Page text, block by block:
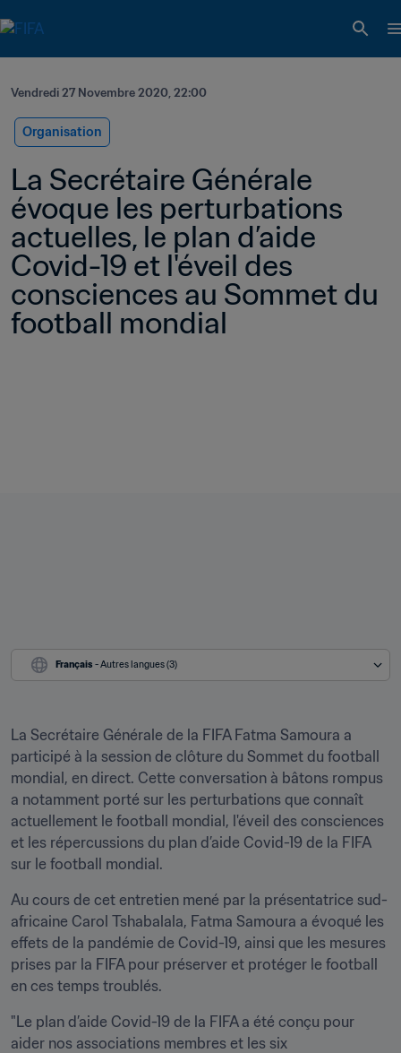
Vendredi 27 Novembre 2020, 22:00
Organisation
La Secrétaire Générale
évoque les perturbations
actuelles, le plan d’aide
Covid-19 et l'éveil des
consciences au Sommet du
football mondial
Français - Autres langues (3)
La Secrétaire Générale de la FIFA Fatma Samoura a
participé à la session de clôture du Sommet du football
mondial, en direct. Cette conversation à bâtons rompus
a notamment porté sur les perturbations que connaît
actuellement le football mondial, l'éveil des consciences
et les répercussions du plan d’aide Covid-19 de la FIFA
sur le football mondial.
Au cours de cet entretien mené par la présentatrice sud-
africaine Carol Tshabalala, Fatma Samoura a évoqué les
effets de la pandémie de Covid-19, ainsi que les mesures
prises par la FIFA pour préserver et protéger le football
en ces temps troublés.
"Le plan d’aide Covid-19 de la FIFA a été conçu pour
aider nos associations membres et les six